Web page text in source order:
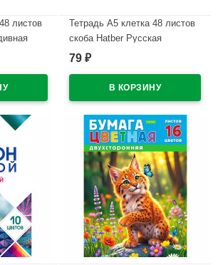
листов
бумага
Тетрадь А5 клетка 48 листов
скоба Hatber Русская
красавица обложка
арт.48Т5В1
79 ₽